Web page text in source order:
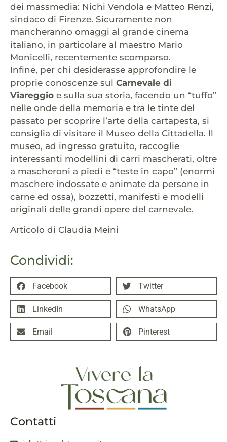
Condividi:
Facebook Twitter
LinkedIn WhatsApp
Email Pinterest
dei massmedia: Nichi Vendola e Matteo Renzi,
sindaco di Firenze. Sicuramente non
mancheranno omaggi al grande cinema
italiano, in particolare al maestro Mario
Monicelli, recentemente scomparso.
Infine, per chi desiderasse approfondire le
proprie conoscenze sul Carnevale di
Viareggio e sulla sua storia, facendo un “tuffo”
nelle onde della memoria e tra le tinte del
passato per scoprire l’arte della cartapesta, si
consiglia di visitare il Museo della Cittadella. Il
museo, ad ingresso gratuito, raccoglie
interessanti modellini di carri mascherati, oltre
a mascheroni a piedi e “teste in capo” (enormi
maschere indossate e animate da persone in
carne ed ossa), bozzetti, manifesti e modelli
originali delle grandi opere del carnevale.
Articolo di Claudia Meini
Contatti